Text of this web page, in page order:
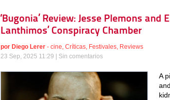
‘Bugonia’ Review: Jesse Plemons
Lanthimos’ Conspiracy Chamber
por Diego Lerer - cine, Críticas, Festivales, Reviews
23 Sep, 2025 11:29 | Sin comentarios
A